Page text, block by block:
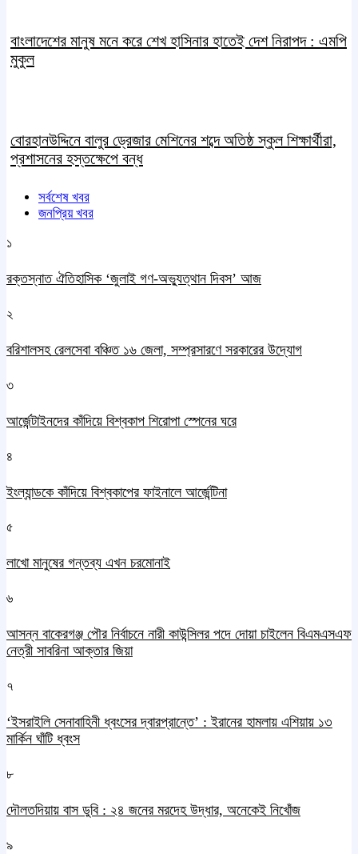
বাংলাদেশের মানুষ মনে করে শেখ হাসিনার হাতেই দেশ নিরাপদ : এমপি
মুকুল
বোরহানউদ্দিনে বালুর ড্রেজার মেশিনের শব্দে অতিষ্ঠ স্কুল শিক্ষার্থীরা,
প্রশাসনের হস্তক্ষেপে বন্ধ
সর্বশেষ খবর
জনপ্রিয় খবর
১
রক্তস্নাত ঐতিহাসিক ‌‘জুলাই গণ-অভ্যুত্থান দিবস’ আজ
২
বরিশালসহ রেলসেবা বঞ্চিত ১৬ জেলা, সম্প্রসারণে সরকারের উদ্যোগ
৩
আর্জেন্টাইনদের কাঁদিয়ে বিশ্বকাপ শিরোপা স্পেনের ঘরে
৪
ইংল্যান্ডকে কাঁদিয়ে বিশ্বকাপের ফাইনালে আর্জেন্টিনা
৫
লাখো মানুষের গন্তব্য এখন চরমোনাই
৬
আসন্ন বাকেরগঞ্জ পৌর নির্বাচনে নারী কাউন্সিলর পদে দোয়া চাইলেন বিএমএসএফ
নেত্রী সাবরিনা আক্তার জিয়া
৭
‘ইসরাইলি সেনাবাহিনী ধ্বংসের দ্বারপ্রান্তে’ : ইরানের হামলায় এশিয়ায় ১৩
মার্কিন ঘাঁটি ধ্বংস
৮
দৌলতদিয়ায় বাস ডুবি : ২৪ জনের মরদেহ উদ্ধার, অনেকেই নিখোঁজ
৯